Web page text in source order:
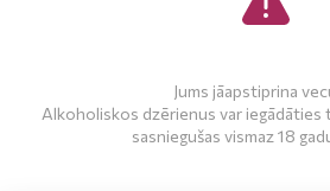
Jums jāapstiprina
Alkoholiskos dzērienus var iegādāties
sasniegušas vismaz 18